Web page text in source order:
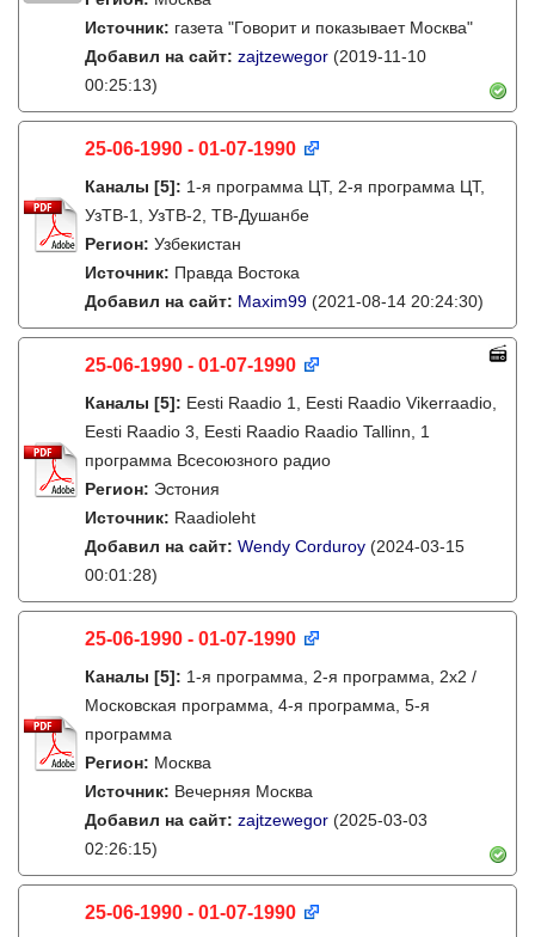
Источник: газета "Говорит и показывает Москва"
Добавил на сайт: zajtzewegor (2019-11-10
00:25:13)
25-06-1990 - 01-07-1990
Каналы [5]: 1-я программа ЦТ, 2-я программа ЦТ,
УзТВ-1, УзТВ-2, ТВ-Душанбе
Регион: Узбекистан
Источник: Правда Востока
Добавил на сайт: Maxim99 (2021-08-14 20:24:30)
25-06-1990 - 01-07-1990
Каналы [5]: Eesti Raadio 1, Eesti Raadio Vikerraadio,
Eesti Raadio 3, Eesti Raadio Raadio Tallinn, 1
программа Всесоюзного радио
Регион: Эстония
Источник: Raadioleht
Добавил на сайт: Wendy Corduroy (2024-03-15
00:01:28)
25-06-1990 - 01-07-1990
Каналы [5]: 1-я программа, 2-я программа, 2х2 /
Московская программа, 4-я программа, 5-я
программа
Регион: Москва
Источник: Вечерняя Москва
Добавил на сайт: zajtzewegor (2025-03-03
02:26:15)
25-06-1990 - 01-07-1990